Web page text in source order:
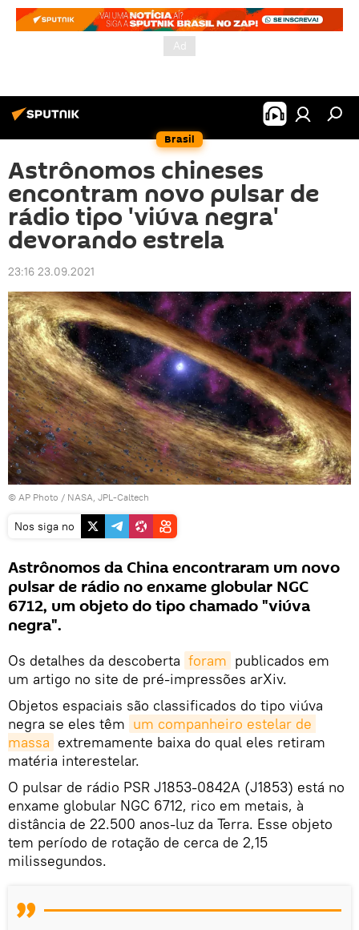
Brasil
Astrônomos chineses
encontram novo pulsar de
rádio tipo 'viúva negra'
devorando estrela
23:16 23.09.2021
© AP Photo / NASA, JPL-Caltech
Nos siga no
Astrônomos da China encontraram um novo
pulsar de rádio no enxame globular NGC
6712, um objeto do tipo chamado "viúva
negra".
Os detalhes da descoberta foram publicados em
um artigo no site de pré-impressões arXiv.
Objetos espaciais são classificados do tipo viúva
negra se eles têm um companheiro estelar de
massa extremamente baixa do qual eles retiram
matéria interestelar.
O pulsar de rádio PSR J1853-0842A (J1853) está no
enxame globular NGC 6712, rico em metais, à
distância de 22.500 anos-luz da Terra. Esse objeto
tem período de rotação de cerca de 2,15
milissegundos.